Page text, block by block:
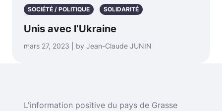
SOCIÉTÉ / POLITIQUE SOLIDARITÉ
Unis avec l’Ukraine
mars 27, 2023 | by Jean-Claude JUNIN
L'information positive du pays de Grasse